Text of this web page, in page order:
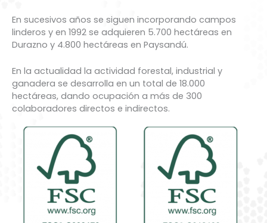
En sucesivos años se siguen incorporando campos
linderos y en 1992 se adquieren 5.700 hectáreas en
Durazno y 4.800 hectáreas en Paysandú.
En la actualidad la actividad forestal, industrial y
ganadera se desarrolla en un total de 18.000
hectáreas, dando ocupación a más de 300
colaboradores directos e indirectos.